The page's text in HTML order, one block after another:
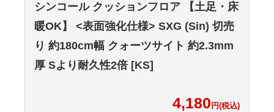
シンコール クッションフロア 【土足・床
暖OK】 <表面強化仕様> SXG (Sin) 切売
り 約180cm幅 クォーツサイト 約2.3mm
厚 Sより耐久性2倍 [KS]
4,180 円(税込)